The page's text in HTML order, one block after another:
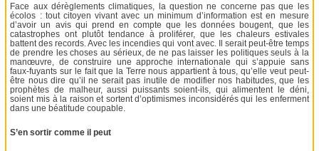
Face aux dérèglements climatiques, la question ne concerne pas que les
écolos : tout citoyen vivant avec un minimum d’information est en mesure
d’avoir un avis qui prend en compte que les données bougent, que les
catastrophes ont plutôt tendance à proliférer, que les chaleurs estivales
battent des records. Avec les incendies qui vont avec. Il serait peut-être temps
de prendre les choses au sérieux, de ne pas laisser les politiques seuls à la
manœuvre, de construire une approche internationale qui s’appuie sans
faux-fuyants sur le fait que la Terre nous appartient à tous, qu’elle veut peut-
être nous dire qu’il ne serait pas inutile de modifier nos habitudes, que les
prophètes de malheur, aussi puissants soient-ils, qui alimentent le déni,
soient mis à la raison et sortent d’optimismes inconsidérés qui les enferment
dans une béatitude coupable.
S’en sortir comme il peut